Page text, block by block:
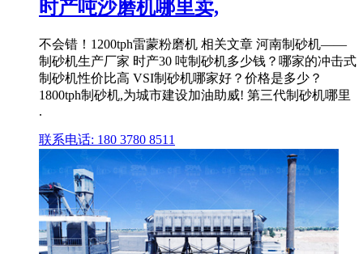
时产吨沙磨机哪里卖,
不会错！1200tph雷蒙粉磨机 相关文章 河南制砂机——
制砂机生产厂家 时产30 吨制砂机多少钱？哪家的冲击式
制砂机性价比高 VSI制砂机哪家好？价格是多少？
1800tph制砂机,为城市建设加油助威! 第三代制砂机哪里
.
联系电话: 180 3780 8511